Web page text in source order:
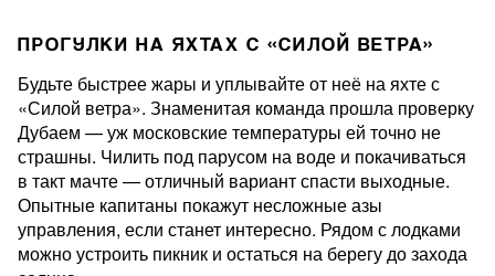
ПРОГУЛКИ НА ЯХТАХ С «СИЛОЙ ВЕТРА»
Будьте быстрее жары и уплывайте от неё на яхте с
«Силой ветра». Знаменитая команда прошла проверку
Дубаем — уж московские температуры ей точно не
страшны. Чилить под парусом на воде и покачиваться
в такт мачте — отличный вариант спасти выходные.
Опытные капитаны покажут несложные азы
управления, если станет интересно. Рядом с лодками
можно устроить пикник и остаться на берегу до захода